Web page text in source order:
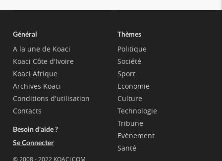
Général
A la une de Koaci
Koaci Côte d'Ivoire
Koaci Afrique
Archives Koaci
Conditions d'utilisation
Contacts
Besoin d'aide ?
Se Connecter
© 2008 - 2022 KOACI.COM
Thèmes
Politique
Société
Sport
Economie
Culture
Technologie
Tribune
Evènement
Santé